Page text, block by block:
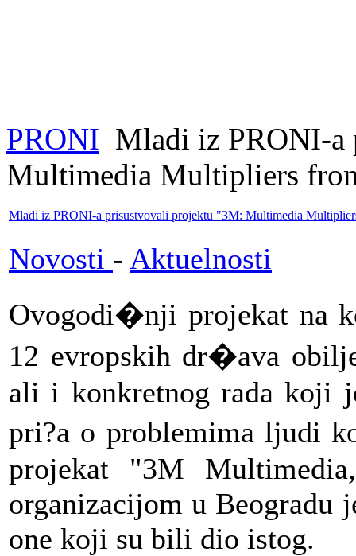
PRONI Mladi iz PRONI-
Multimedia Multipliers
Mladi iz PRONI-a prisustvovali projektu "3M: Multimedia
Novosti - Aktuelnosti
Ovogodi�nji projekat na
12 evropskih dr�ava
ali i konkretnog rada koji
pri?a o problemima ljudi
projekat "3M
organizacijom u Beogradu
one koji su bili dio istog.